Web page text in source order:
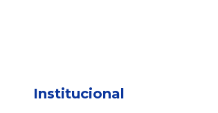
Institucional